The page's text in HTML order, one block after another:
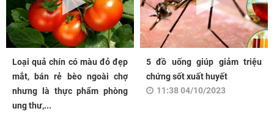
Loại quả chín có màu đỏ đẹp
mắt, bán rẻ bèo ngoài chợ
nhưng là thực phẩm phòng
ung thư,...
5 đồ uống giúp giảm triệu
chứng sốt xuất huyết
11:38 04/10/2023